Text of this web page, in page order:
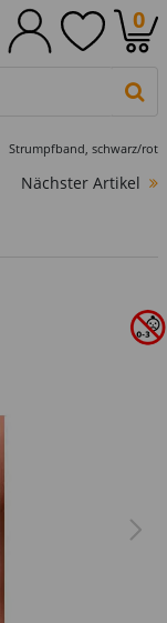
0
Strumpfband, schwarz/rot
Nächster Artikel